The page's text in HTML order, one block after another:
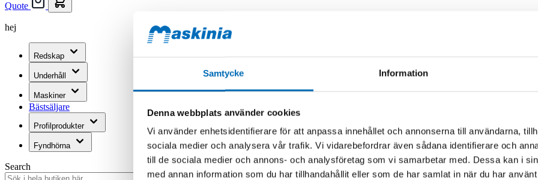
Samtycke Information
Denna webbplats använder cookies
Vi använder enhetsidentifierare för att anpassa innehållet och annonserna till användarna,
sociala medier och analysera vår trafik. Vi vidarebefordrar även sådana identifierare och
till de sociala medier och annons- och analysföretag som vi samarbetar med. Dessa kan i
med annan information som du har tillhandahållit eller som de har samlat in när du har
Quote
hej
Redskap
Underhåll
Maskiner
Bästsäljare
Profilprodukter
Fyndhörna
Search